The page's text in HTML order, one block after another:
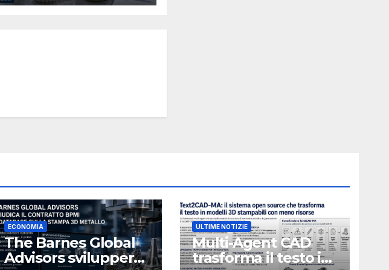
3D di ceramiche
ECONOMIA
The Barnes Global
Advisors svilupperà
ULTIME NOTIZIE
Multi-Agent CAD
trasforma il testo in